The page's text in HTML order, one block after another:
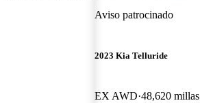
Aviso patrocinado
2023 Kia Telluride
EX AWD 48,620 millas